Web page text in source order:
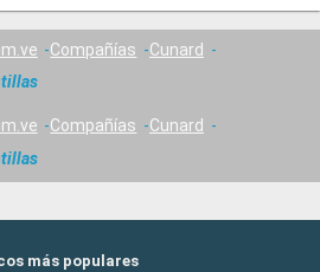
Compañías
Cunard
Compañías
Cunard
más populares